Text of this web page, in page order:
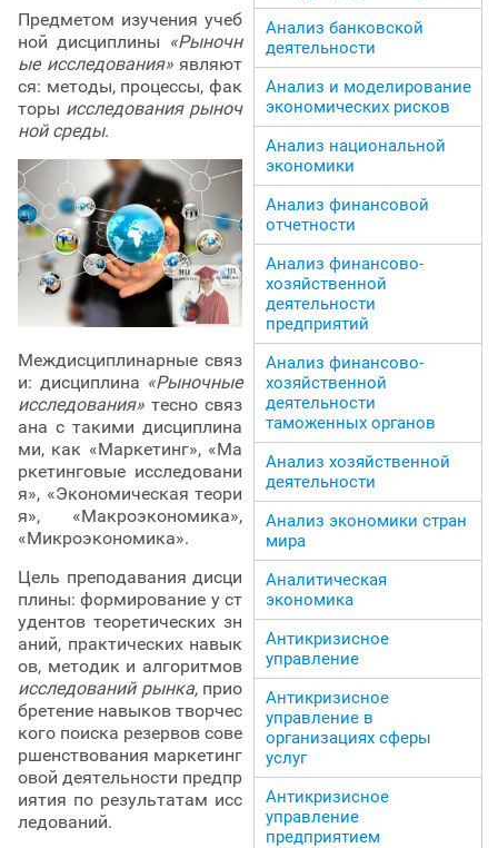
Предметом изучения учеб
ной дисциплины «Рыночн
ые исследования»являют
ся: методы, процессы, фак
торы исследования рыноч
ной среды.
Междисциплинарные связ
и: дисциплина «Рыночные
исследования» тесно связ
ана с такими дисциплина
ми, как «Маркетинг», «Ма
ркетинговые исследовани
я», «Экономическая теори
я», «Макроэкономика»,
«Микроэкономика».
Цель преподавания дисци
плины: формирование у ст
удентов теоретических зн
аний, практических навык
ов, методик и алгоритмов
исследований рынка,прио
бретение навыков творчес
кого поиска резервов сове
ршенствования маркетинг
овой деятельности предпр
иятия по результатам исс
ледований.
Анализ банковской
деятельности
Анализ и моделирование
экономических рисков
Анализ национальной
экономики
Анализ финансовой
отчетности
Анализ финансово-
хозяйственной
деятельности
предприятий
Анализ финансово-
хозяйственной
деятельности
таможенных органов
Анализ хозяйственной
деятельности
Анализ экономики стран
мира
Аналитическая
экономика
Антикризисное
управление
Антикризисное
управление в
организациях сферы
услуг
Антикризисное
управление
предприятием